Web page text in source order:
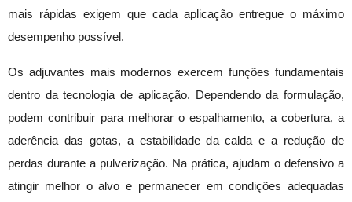
mais rápidas exigem que cada aplicação entregue o máximo
desempenho possível.
Os adjuvantes mais modernos exercem funções fundamentais
dentro da tecnologia de aplicação. Dependendo da formulação,
podem contribuir para melhorar o espalhamento, a cobertura, a
aderência das gotas, a estabilidade da calda e a redução de
perdas durante a pulverização. Na prática, ajudam o defensivo a
atingir melhor o alvo e permanecer em condições adequadas